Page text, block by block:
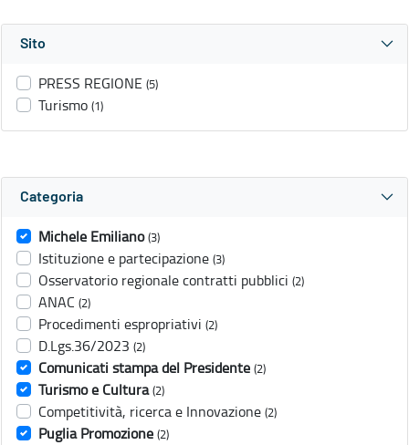
Sito
PRESS REGIONE (5)
Turismo (1)
Categoria
Michele Emiliano (3)
Istituzione e partecipazione (3)
Osservatorio regionale contratti pubblici (2)
ANAC (2)
Procedimenti espropriativi (2)
D.Lgs.36/2023 (2)
Comunicati stampa del Presidente (2)
Turismo e Cultura (2)
Competitività, ricerca e Innovazione (2)
Puglia Promozione (2)